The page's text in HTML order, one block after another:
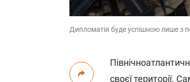
Дипломатія буде успішною лише з
своєї території.